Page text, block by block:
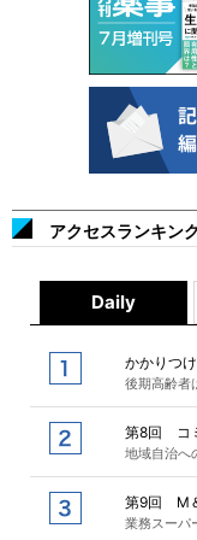
アクセスランキン
Daily
かかりつ
後期高齢者
第8回 コ
地域自治へ
第9回 M
業務スーパ